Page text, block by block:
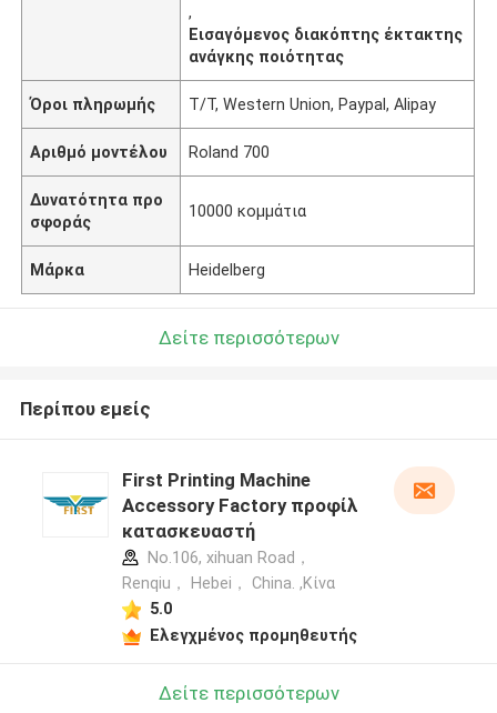
,
Εισαγόμενος διακόπτης έκτακτης
ανάγκης ποιότητας
Όροι πληρωμής T/T, Western Union, Paypal, Alipay
Αριθμό μοντέλου Roland 700
Δυνατότητα προ
σφοράς
10000 κομμάτια
Μάρκα Heidelberg
Δείτε περισσότερων
Περίπου εμείς
First Printing Machine
Accessory Factory προφίλ
κατασκευαστή
No.106, xihuan Road，
Renqiu， Hebei， China. ,Κίνα
5.0
Ελεγχμένος προμηθευτής
Δείτε περισσότερων